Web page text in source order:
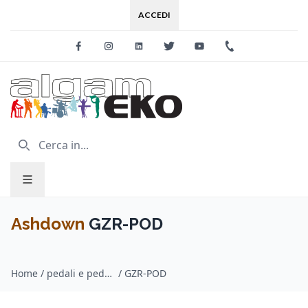
ACCEDI
FacebookInstagramLinkedinTwitter Youtube
Ashdown GZR-POD
Home / pedali e pedaliere per basso / Ashdown / GZR-POD